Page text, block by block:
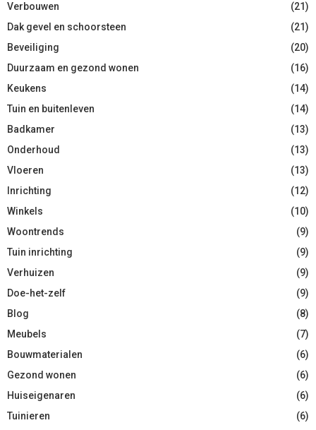
Verbouwen
(21)
Dak gevel en schoorsteen
(21)
Beveiliging
(20)
Duurzaam en gezond wonen
(16)
Keukens
(14)
Tuin en buitenleven
(14)
Badkamer
(13)
Onderhoud
(13)
Vloeren
(13)
Inrichting
(12)
Winkels
(10)
Woontrends
(9)
Tuin inrichting
(9)
Verhuizen
(9)
Doe-het-zelf
(9)
Blog
(8)
Meubels
(7)
Bouwmaterialen
(6)
Gezond wonen
(6)
Huiseigenaren
(6)
Tuinieren
(6)